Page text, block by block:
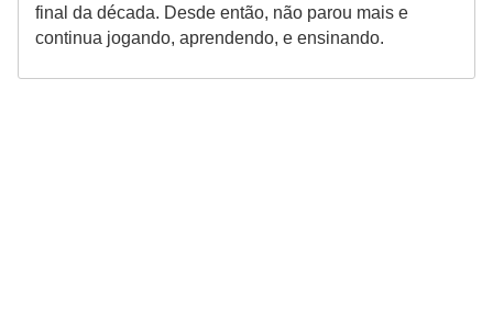
final da década. Desde então, não parou mais e
continua jogando, aprendendo, e ensinando.
s